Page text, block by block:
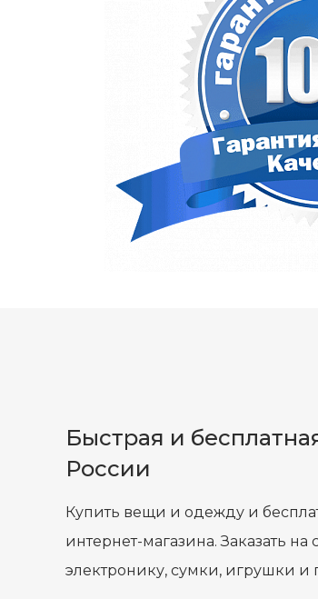
Быстрая и
России
Купить вещи и одежду и
интернет-магазина. Заказать на
электронику, сумки, игрушки и